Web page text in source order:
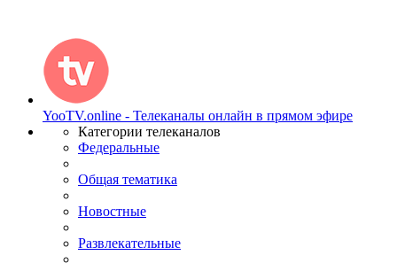
YooTV.online - Телеканалы онлайн в прямом эфире
Категории телеканалов
Федеральные
Общая тематика
Новостные
Развлекательные